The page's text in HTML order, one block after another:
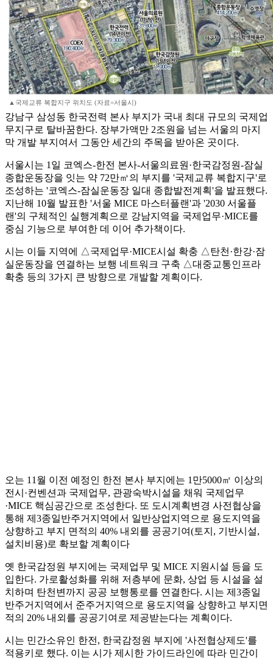
▲국제교류 복합지구 위치도 (자료=서울시)
강남구 삼성동 한국전력 본사 부지가 국내 최대 규모의 국제업
무지구로 탈바꿈한다. 장부가액만 2조원을 넘는 서울의 마지
막 개발 부지여서 그동안 세간의 주목을 받아온 곳이다.
서울시는 1일 코엑스-한전 본사-서울의료원·한국감정원-잠실
종합운동장을 잇는 약 72만㎥의 부지를 '국제교류 복합지구'로
조성하는 '코엑스-잠실운동장 일대 종합발전계획'을 발표했다.
지난해 10월 발표한 '서울 MICE 마스터플랜'과 '2030 서울플
랜'의 구체적인 실행계획으로 강남지역을 국제업무·MICE를
중심 기능으로 부여한 데 이어 추가책이다.
시는 이들 지역에 △국제업무·MICE시설 확충 △탄천·한강·잠
실운동장을 연결하는 보행 네트워크 구축 △대중교통인프라
확충 등의 3가지 큰 방향으로 개발할 계획이다.
오는 11월 이전 예정인 한전 본사 부지에는 1만5000㎡ 이상의
전시·컨벤션과 국제업무, 관광숙박시설을 채워 국제업무
·MICE 핵심공간으로 조성한다. 또 도시계획변경 사전협상을
통해 제3종일반주거지역에서 일반상업지역으로 용도지역을
상향하고 부지 면적의 40% 내외를 공공기여(토지, 기반시설,
설치비용)로 확보할 계획이다
옛 한국감정원 부지에는 국제업무 및 MICE 지원시설 등을 도
입한다. 가로활성화를 위해 저층부에 문화, 상업 등 시설을 설
치하며 탄천변까지 공공 보행통로를 연결한다. 시는 제3종일
반주거지역에서 준주거지역으로 용도지역을 상향하고 부지면
적의 20% 내외를 공공기여로 제공받는다는 계획이다.
시는 민간소유인 한전, 한국감정원 부지에 '사전협상제도'를
적용키로 했다. 이는 시가 제시한 가이드라인에 따라 민간이